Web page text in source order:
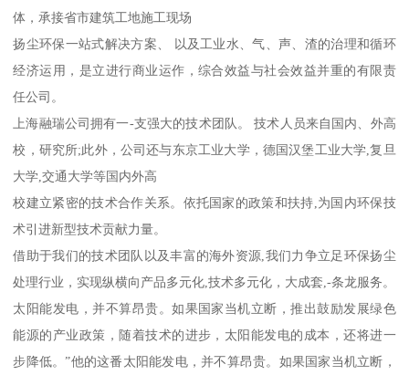
体，承接省市建筑工地施工现场
扬尘环保一站式解决方案、 以及工业水、气、声、渣的治理和循环
经济运用，是立进行商业运作，综合效益与社会效益并重的有限责
任公司。
上海融瑞公司拥有一-支强大的技术团队。 技术人员来自国内、外高
校，研究所;此外，公司还与东京工业大学，德国汉堡工业大学,复旦
大学,交通大学等国内外高
校建立紧密的技术合作关系。依托国家的政策和扶持,为国内环保技
术引进新型技术贡献力量。
借助于我们的技术团队以及丰富的海外资源,我们力争立足环保扬尘
处理行业，实现纵横向产品多元化,技术多元化，大成套,-条龙服务。
太阳能发电，并不算昂贵。如果国家当机立断，推出鼓励发展绿色
能源的产业政策，随着技术的进步，太阳能发电的成本，还将进一
步降低。”他的这番太阳能发电，并不算昂贵。如果国家当机立断，